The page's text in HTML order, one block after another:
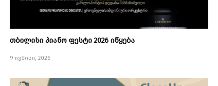
თბილისი პიანო ფესტი 2026 იწყება
9 ივნისი, 2026